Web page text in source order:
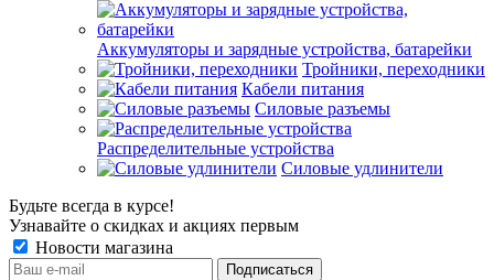
Аккумуляторы и зарядные устройства, батарейки
Тройники, переходники
Кабели питания
Силовые разъемы
Распределительные устройства
Силовые удлинители
Будьте всегда в курсе!
Узнавайте о скидках и акциях первым
Новости магазина